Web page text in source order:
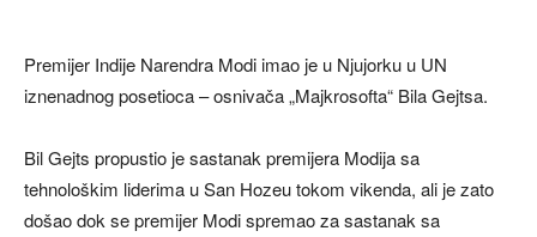
Premijer Indije Narendra Modi imao je u Njujorku u UN
iznenadnog posetioca – osnivača „Majkrosofta“ Bila Gejtsa.
Bil Gejts propustio je sastanak premijera Modija sa
tehnološkim liderima u San Hozeu tokom vikenda, ali je zato
došao dok se premijer Modi spremao za sastanak sa